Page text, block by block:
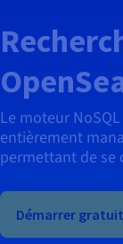
Le moteur
entièrement
permettant de se
Démarrer